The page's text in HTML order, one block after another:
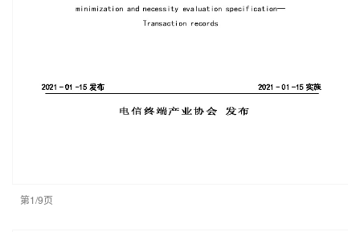
第1/9页